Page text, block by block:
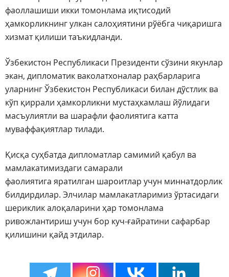
фаоллашиши икки томонлама иқтисодий
ҳамкорликнинг улкан салоҳиятини рўёбга чиқаришга
хизмат қилиши таъкидланди.
Ўзбекистон Республикаси Президенти сўзини якунлар
экан, дипломатик ваколатхоналар раҳбарларига
уларнинг Ўзбекистон Республикаси билан дўстлик ва
кўп қиррали ҳамкорликни мустаҳкамлаш йўлидаги
масъулиятли ва шарафли фаолиятига катта
муваффақиятлар тилади.
Қисқа суҳбатда дипломатлар самимий қабул ва
мамлакатимиздаги самарали
фаолиятига яратилган шароитлар учун миннатдорлик
билдирдилар. Элчилар мамлакатларимиз ўртасидаги
шериклик алоқаларини ҳар томонлама
ривожлантириш учун бор куч-ғайратини сафарбар
қилишини қайд этдилар.